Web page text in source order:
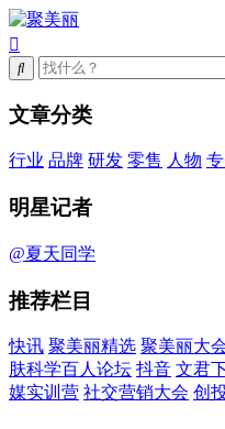
文章分类
行业 品牌 研发 零售 人物
明星记者
@夏天同学
推荐栏目
快讯 聚美丽精选 聚美丽大
肤科学百人论坛 抖音 文君
媒实训营 社交营销大会 创